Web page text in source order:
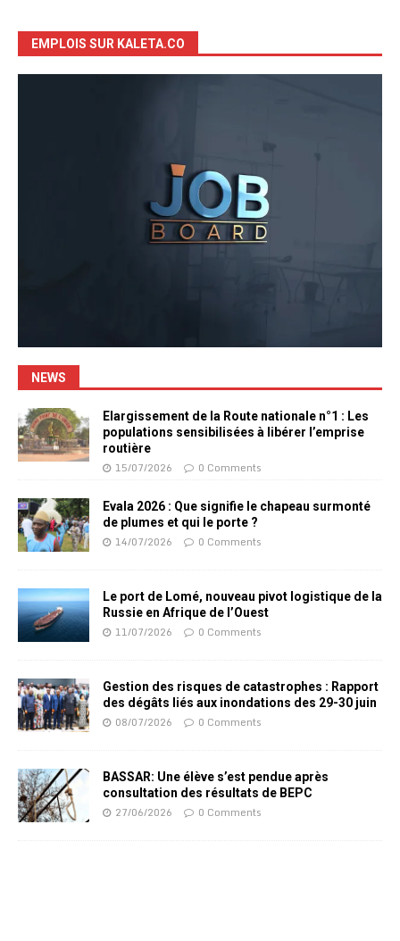
EMPLOIS SUR KALETA.CO
NEWS
Elargissement de la Route nationale n°1 : Les
populations sensibilisées à libérer l’emprise
routière
15/07/2026 0 Comments
Evala 2026 : Que signifie le chapeau surmonté
de plumes et qui le porte ?
14/07/2026 0 Comments
Le port de Lomé, nouveau pivot logistique de la
Russie en Afrique de l’Ouest
11/07/2026 0 Comments
Gestion des risques de catastrophes : Rapport
des dégâts liés aux inondations des 29-30 juin
08/07/2026 0 Comments
BASSAR: Une élève s’est pendue après
consultation des résultats de BEPC
27/06/2026 0 Comments